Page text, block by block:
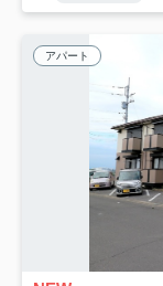
アパート